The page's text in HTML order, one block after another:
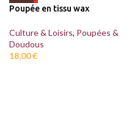
Poupée en tissu wax
Culture & Loisirs, Poupées &
Doudous
18,00€